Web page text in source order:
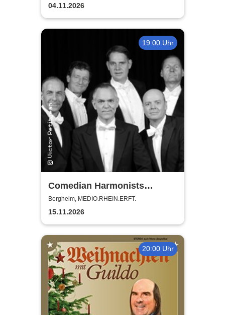
Show! - (ständig aktualisiert)
04.11.2026
19:00 Uhr
Comedian Harmonists
Forever - Das Leben ein
Konzert
Bergheim, MEDIO.RHEIN.ERFT.
15.11.2026
20:00 Uhr